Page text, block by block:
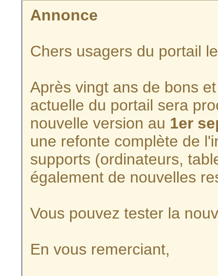
Annonce
Chers usagers du portail
Après vingt ans de bons
actuelle du portail sera
nouvelle version au 1er
une refonte complète de
supports (ordinateurs,
également de nouvelles
Vous pouvez tester la
En vous remerciant,